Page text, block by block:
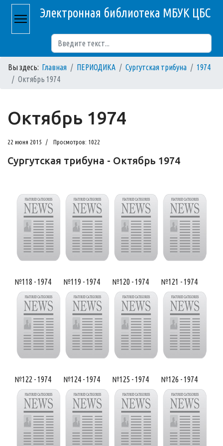
Электронная библиотека МБУК ЦБС
Вы здесь: Главная ПЕРИОДИКА Сургутская трибуна
1974
Октябрь 1974
Октябрь 1974
22 июня 2015 Просмотров: 1022
Сургутская трибуна - Октябрь 1974
№118 - 1974 №119 - 1974 №120 - 1974 №121 - 1974
№122 - 1974 №124 - 1974 №125 - 1974 №126 - 1974